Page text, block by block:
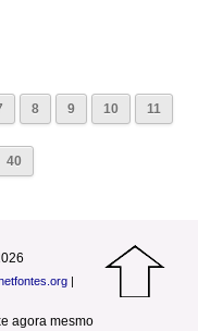
8 9 10 11
40
|
agora mesmo